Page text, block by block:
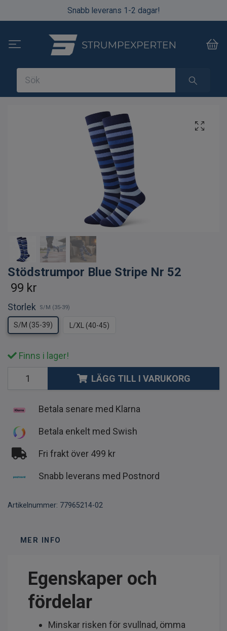
Snabb leverans 1-2 dagar!
Stödstrumpor Blue Stripe Nr 52
99 kr
Storlek S/M (35-39)
S/M (35-39) L/XL (40-45)
Finns i lager!
LÄGG TILL I VARUKORG
Betala senare med Klarna
Betala enkelt med Swish
Fri frakt över 499 kr
Snabb leverans med Postnord
Artikelnummer: 77965214-02
MER INFO
Egenskaper och
fördelar
Minskar risken för svullnad, ömma